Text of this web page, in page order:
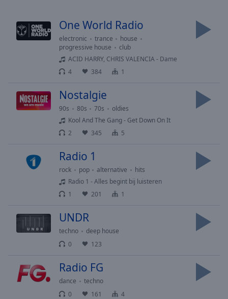
Chapters
Descriptions
descriptions
selected
opens
subtitles
off,
selected
One World Radio
electronic trance
house
progressive house
club
ACID HARRY, CHRIS VALENCIA - Dame
4
384 1
Nostalgie
90s 80s 70s
oldies
Kool And The Gang - Get Down On It
2
345 5
Radio 1
rock pop alternative
hits
Radio 1 - Alles begint bij luisteren
1
201 1
UNDR
techno
deep house
0
123
Radio FG
dance
techno
0
161 4